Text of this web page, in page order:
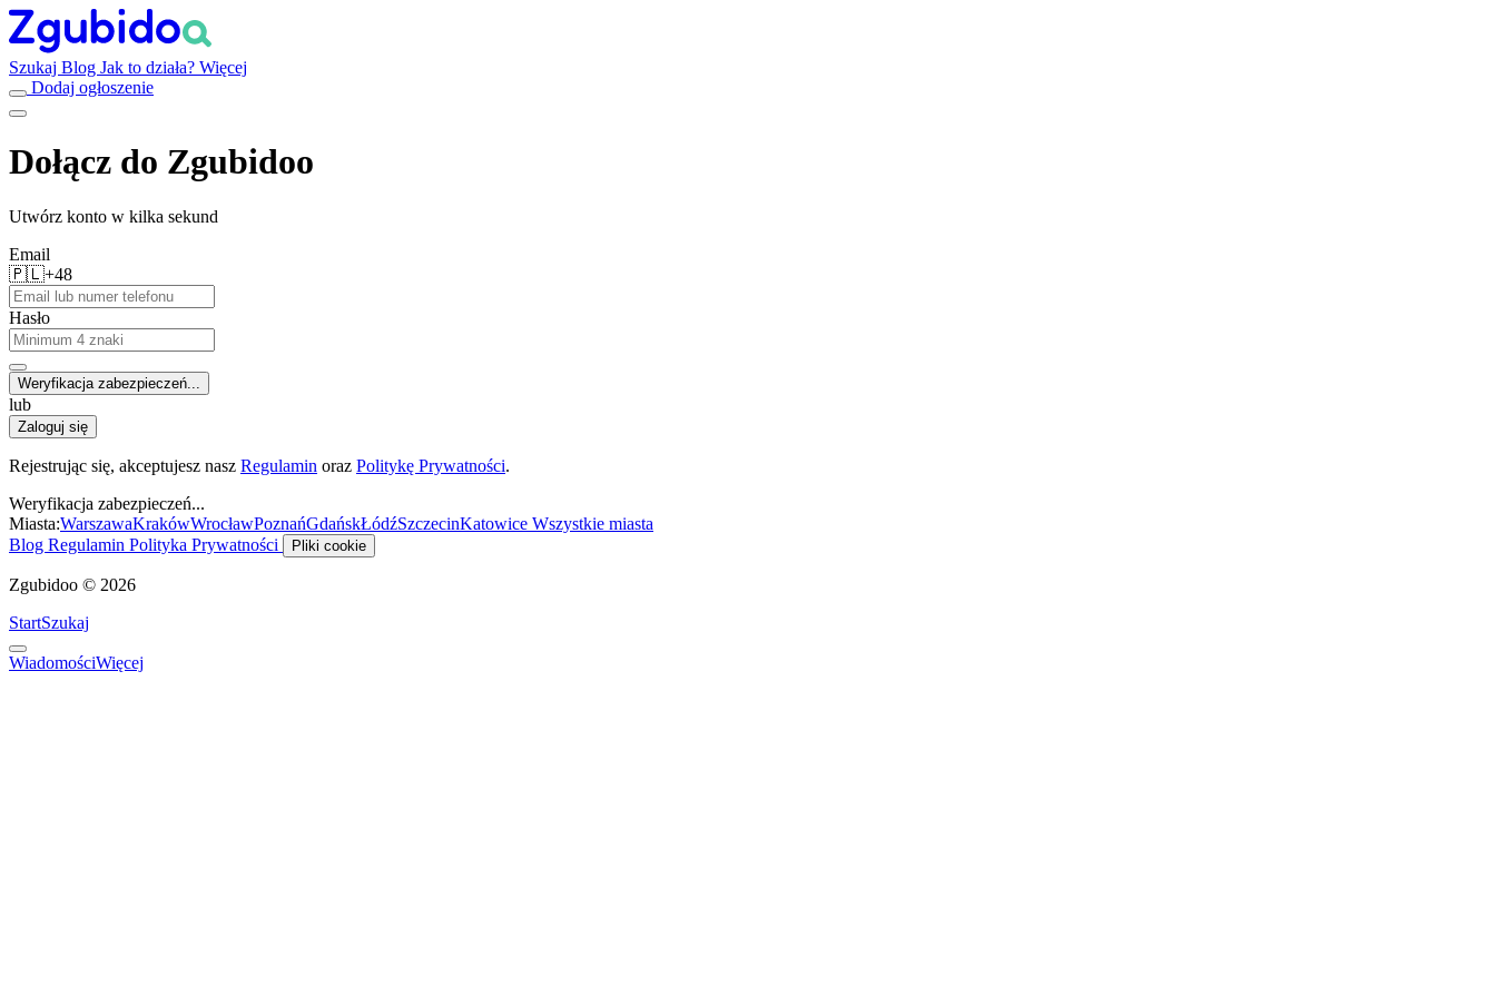
Szukaj Blog Jak to działa? Więcej
Dodaj ogłoszenie
Dołącz do Zgubidoo
Utwórz konto w kilka sekund
Email
🇵🇱+48
Hasło
Weryfikacja zabezpieczeń...
lub
Zaloguj się
Rejestrując się, akceptujesz nasz Regulamin oraz Politykę Prywatności.
Weryfikacja zabezpieczeń...
Miasta:WarszawaKrakówWrocławPoznańGdańskŁódźSzczecinKatowice Wszystkie miasta
Blog Regulamin Polityka Prywatności Pliki cookie
Zgubidoo © 2026
StartSzukaj
WiadomościWięcej